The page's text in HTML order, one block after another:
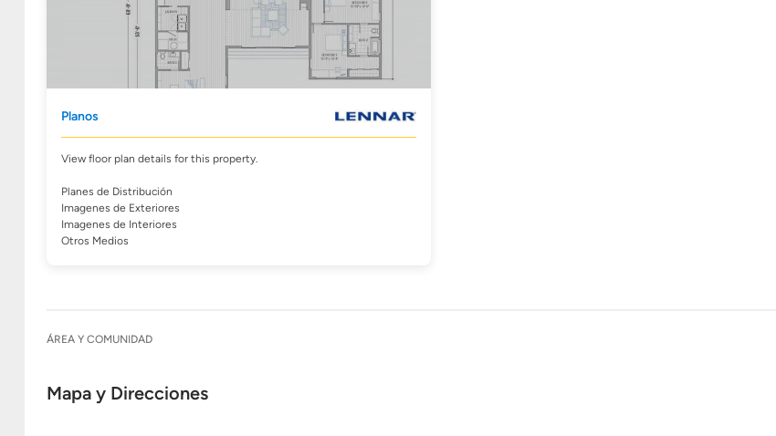
Planos
View floor plan details for this property.
Planes de Distribución
Imagenes de Exteriores
Imagenes de Interiores
Otros Medios
ÁREA Y COMUNIDAD
Mapa y Direcciones